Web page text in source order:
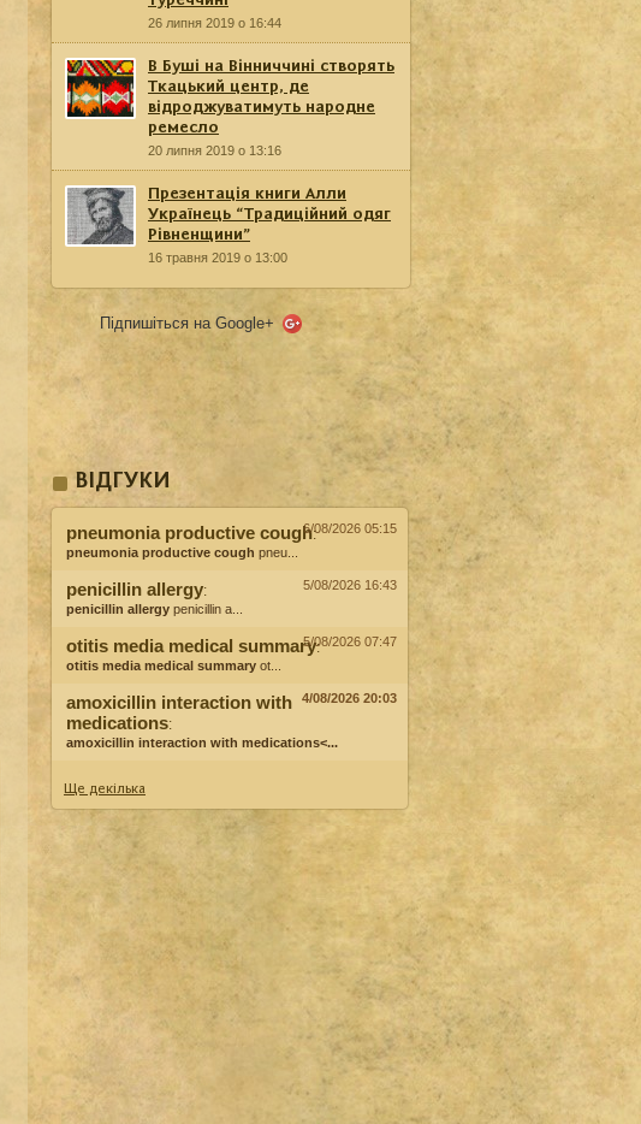
26 липня 2019 о 16:44
В Буші на Вінниччині створять
Ткацький центр, де
відроджуватимуть народне
ремесло
20 липня 2019 о 13:16
Презентація книги Алли
Українець “Традиційний одяг
Рівненщини”
16 травня 2019 о 13:00
Підпишіться на Google+
ВІДГУКИ
pneumonia productive cough:
pneumonia productive cough pneu...
6/08/2026 05:15
penicillin allergy:
penicillin allergy penicillin a...
5/08/2026 16:43
otitis media medical summary:
otitis media medical summary ot...
5/08/2026 07:47
amoxicillin interaction with
medications:
amoxicillin interaction with medications<...
4/08/2026 20:03
Ще декілька